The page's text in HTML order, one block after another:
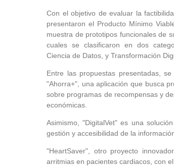
Con el objetivo de evaluar la
presentaron el Producto Mínimo
muestra de prototipos funcionales de
cuales se clasificaron en dos
Ciencia de Datos, y Transformación
Entre las propuestas presentadas,
"Ahorra+", una aplicación que busca
sobre programas de recompensas y
económicas.
Asimismo, "DigitalVet" es una
gestión y accesibilidad de la
"HeartSaver", otro proyecto
arritmias en pacientes cardiacos, con